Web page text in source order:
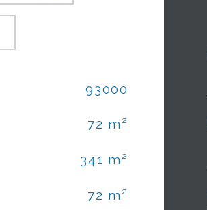
93000
72 m²
341 m²
72 m²